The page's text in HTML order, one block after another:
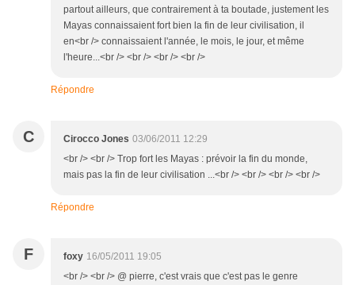
partout ailleurs, que contrairement à ta boutade, justement les
Mayas connaissaient fort bien la fin de leur civilisation, il
en<br /> connaissaient l'année, le mois, le jour, et même
l'heure...<br /> <br /> <br /> <br />
Répondre
C Cirocco Jones 03/06/2011 12:29
<br /> <br /> Trop fort les Mayas : prévoir la fin du monde,
mais pas la fin de leur civilisation ...<br /> <br /> <br /> <br />
Répondre
F foxy 16/05/2011 19:05
<br /> <br /> @ pierre, c'est vrais que c'est pas le genre